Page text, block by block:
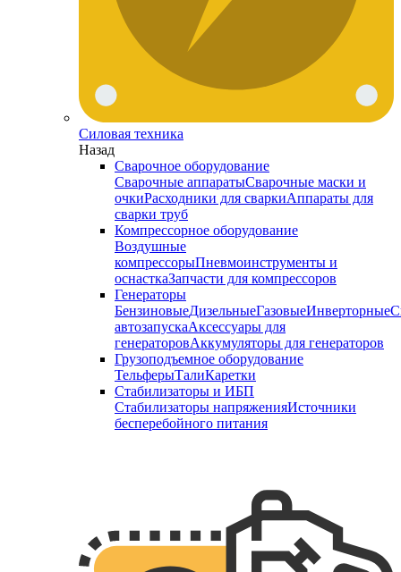
Силовая техника
Назад
Сварочное оборудование
Сварочные аппаратыСварочные маски и
очкиРасходники для сваркиАппараты для
сварки труб
Компрессорное оборудование
Воздушные
компрессорыПневмоинструменты и
оснасткаЗапчасти для компрессоров
Генераторы
БензиновыеДизельныеГазовыеИнверторные
автозапускаАксессуары для
генераторовАккумуляторы для генераторов
Грузоподъемное оборудование
ТельферыТалиКаретки
Стабилизаторы и ИБП
Стабилизаторы напряженияИсточники
бесперебойного питания